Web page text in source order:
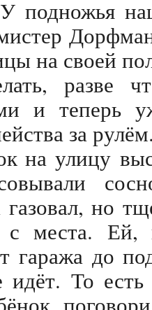
подножья
на своей
разве
и теперь
за
на улицу
газовал, но
с места. Ей,
гаража до
идёт. То